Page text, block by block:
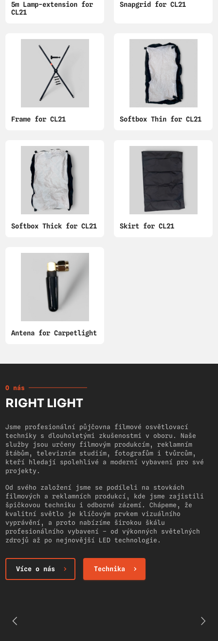
5m Lamp-extension for
CL21
Snapgrid for CL21
Frame for CL21 Softbox Thin for CL21
Softbox Thick for CL21 Skirt for CL21
Antena for Carpetlight
O nás
RIGHT LIGHT
Jsme profesionální půjčovna filmové osvětlovací
techniky s dlouholetými zkušenostmi v oboru. Naše
služby jsou určeny filmovým produkcím, reklamním
štábům, televizním studiím, fotografům i tvůrcům,
kteří hledají spolehlivé a moderní vybavení pro své
projekty.
Od svého založení jsme se podíleli na stovkách
filmových a reklamních produkcí, kde jsme zajistili
špičkovou techniku i odborné zázemí. Chápeme, že
kvalitní světlo je klíčovým prvkem vizuálního
vyprávění, a proto nabízíme širokou škálu
profesionálního vybavení – od výkonných světelných
zdrojů až po nejnovější LED technologie.
Více o nás Technika